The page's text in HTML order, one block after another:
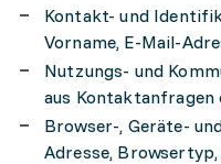
Kontakt- und
Vorname, E-Mail-
Nutzungs- und
aus Kontaktanfragen
Browser-, Geräte-
Adresse,